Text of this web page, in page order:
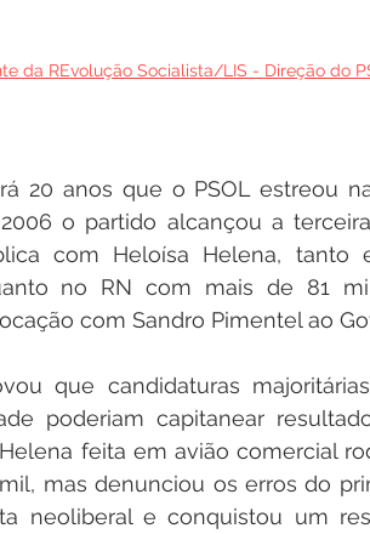
da REvolução Socialista/LIS - Direção do
20 anos que o PSOL estreou
o partido alcançou a
com Heloísa Helena,
no RN com mais de 81
com Sandro Pimentel ao
que candidaturas
poderiam capitanear
feita em avião comercial
mas denunciou os erros do
neoliberal e conquistou um